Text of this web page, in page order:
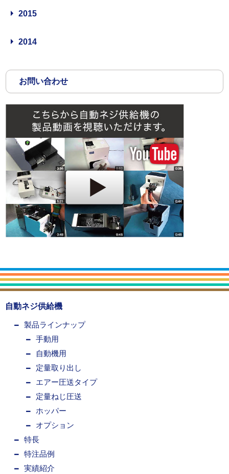
2015
2014
お問い合わせ
自動ネジ供給機
製品ラインナップ
手動用
自動機用
定量取り出し
エアー圧送タイプ
定量ねじ圧送
ホッパー
オプション
特長
特注品例
実績紹介